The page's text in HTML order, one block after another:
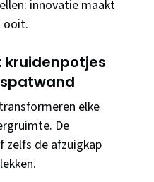
innovatie maakt
ooit.
kruidenpotjes
elke
De
zelfs de afzuigkap